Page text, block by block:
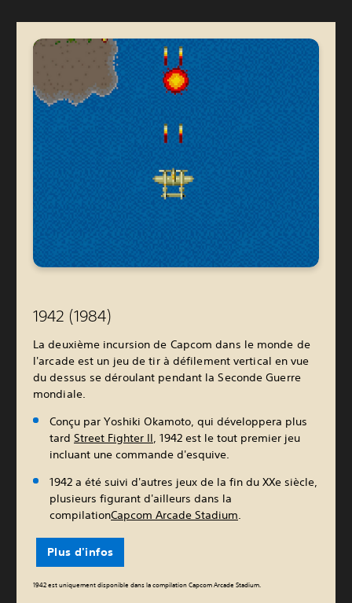
1942 (1984)
La deuxième incursion de Capcom dans le monde de
l'arcade est un jeu de tir à défilement vertical en vue
du dessus se déroulant pendant la Seconde Guerre
mondiale.
Conçu par Yoshiki Okamoto, qui développera plus
tard Street Fighter II, 1942 est le tout premier jeu
incluant une commande d'esquive.
1942 a été suivi d'autres jeux de la fin du XXe siècle,
plusieurs figurant d'ailleurs dans la
compilationCapcom Arcade Stadium.
Plus d'infos
1942 est uniquement disponible dans la compilation Capcom Arcade Stadium.